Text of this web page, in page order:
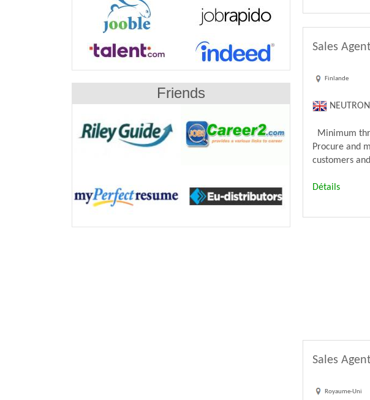
Sales
Finlande
Minimum
Procure and
customers
Détails
Sales
Royaume-Uni
Friends